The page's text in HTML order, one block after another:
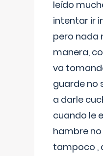
leído
intentar ir
pero nada
manera,
va
guarde no
a darle
cuando le
hambre
tampoco ,